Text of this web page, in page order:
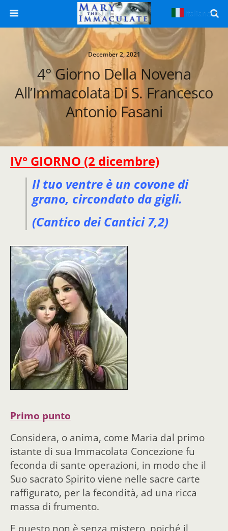
December 2, 2021
4° Giorno Della Novena
All’Immacolata Di S. Francesco
Antonio Fasani
IV° GIORNO (2 dicembre)
Il tuo ventre è un covone di
grano, circondato da gigli.
(Cantico dei Cantici 7,2)
Primo punto
Considera, o anima, come Maria dal primo
istante di sua Immacolata Concezione fu
feconda di sante operazioni, in modo che il
Suo sacrato Spirito viene nelle sacre carte
raffigurato, per la fecondità, ad una ricca
massa di frumento.
E questo non è senza mistero, poiché il
Italiano ▼